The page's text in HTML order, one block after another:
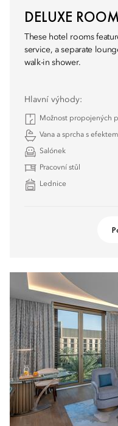
DELUXE ROOM
These hotel rooms
service, a separate
walk-in shower.
Hlavní výhody:
Možnost propojených
Vana a sprcha s
Salónek
Pracovní stůl
Lednice